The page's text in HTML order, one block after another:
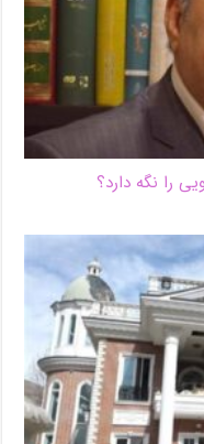
را نگه دارد؟